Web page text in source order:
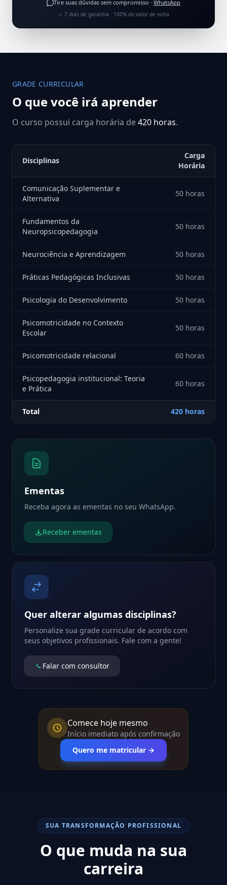
Tire suas dúvidas sem compromisso · WhatsApp
✓ 7 dias de garantia · 100% do valor de volta
GRADE CURRICULAR
O que você irá aprender
O curso possui carga horária de420 horas.
Disciplinas
Carga
Horária
Comunicação Suplementar e
Alternativa
50 horas
Fundamentos da
Neuropsicopedagogia
50 horas
Neurociência e Aprendizagem 50 horas
Práticas Pedagógicas Inclusivas 50 horas
Psicologia do Desenvolvimento 50 horas
Psicomotricidade no Contexto
Escolar
50 horas
Psicomotricidade relacional 60 horas
Psicopedagogia institucional: Teoria
e Prática
60 horas
Total 420 horas
Ementas
Receba agora as ementas no seu WhatsApp.
Receber ementas
Quer alterar algumas disciplinas?
Personalize sua grade curricular de acordo com
seus objetivos profissionais. Fale com a gente!
Falar com consultor
Comece hoje mesmo
Início imediato após confirmação
Quero me matricular →
SUA TRANSFORMAÇÃO PROFISSIONAL
O que muda na sua
carreira